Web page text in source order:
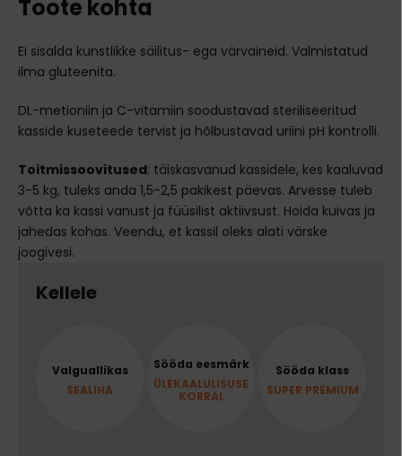
Toote kohta
Ei sisalda kunstlikke säilitus- ega värvaineid. Valmistatud
ilma gluteenita.
DL-metioniin ja C-vitamiin soodustavad steriliseeritud
kasside kuseteede tervist ja hõlbustavad uriini pH kontrolli.
Toitmissoovitused: täiskasvanud kassidele, kes kaaluvad
3-5 kg, tuleks anda 1,5-2,5 pakikest päevas. Arvesse tuleb
võtta ka kassi vanust ja füüsilist aktiivsust. Hoida kuivas ja
jahedas kohas. Veendu, et kassil oleks alati värske
joogivesi.
Kellele
Valguallikas
SEALIHA
Sööda eesmärk
ÜLEKAALULISUSE
KORRAL
Sööda klass
SUPER PREMIUM